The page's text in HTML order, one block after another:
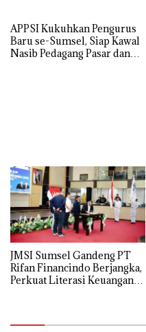
Melalui Mekanisme
Praperadilan
APPSI Kukuhkan Pengurus
Baru se-Sumsel, Siap Kawal
Nasib Pedagang Pasar dan
JMSI Sumsel Gandeng PT
Rifan Financindo Berjangka,
Perkuat Literasi Keuangan